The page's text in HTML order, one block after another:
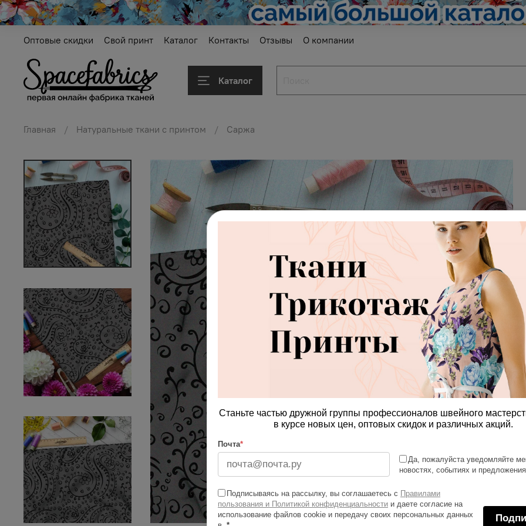
Оптовые скидки Свой принт Каталог Контакты Отзывы О компании
Каталог
Главная Натуральные ткани с принтом Саржа
Станьте частью дружной группы профессионалов швейного
в курсе новых цен, оптовых скидок и различных акций.
Почта*
Да, пожалуйста уведомляйте
новостях, событиях и
Подписываясь на рассылку, вы соглашаетесь с Правилами
пользования и Политикой конфиденциальности и даете согласие на
использование файлов cookie и передачу своих персональных данных